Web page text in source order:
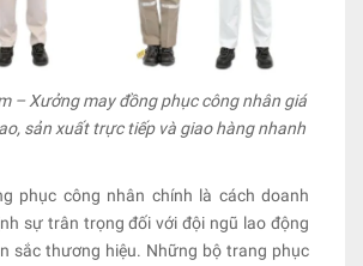
– Xưởng may đồng phục công nhân giá
sản xuất trực tiếp và giao hàng nhanh
phục công nhân chính là cách doanh
sự trân trọng đối với đội ngũ lao động
sắc thương hiệu. Những bộ trang phục